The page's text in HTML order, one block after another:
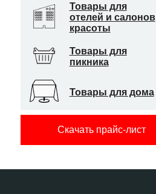
Товары для
отелей и салонов
красоты
Товары для
пикника
Товары для дома
Скачать прайс-лист